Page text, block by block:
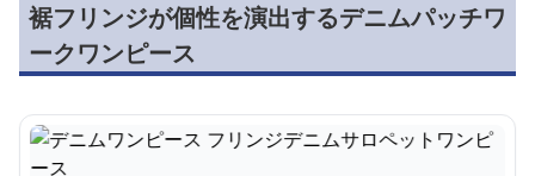
裾フリンジが個性を演出するデニムパッチワ
ークワンピース